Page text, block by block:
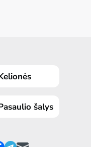
šalys